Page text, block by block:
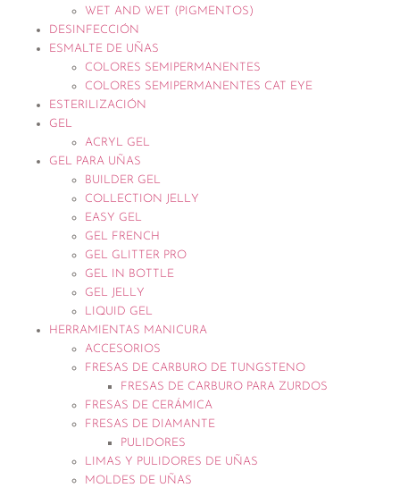
WET AND WET (PIGMENTOS)
DESINFECCIÓN
ESMALTE DE UÑAS
COLORES SEMIPERMANENTES
COLORES SEMIPERMANENTES CAT EYE
ESTERILIZACIÓN
GEL
ACRYL GEL
GEL PARA UÑAS
BUILDER GEL
COLLECTION JELLY
EASY GEL
GEL FRENCH
GEL GLITTER PRO
GEL IN BOTTLE
GEL JELLY
LIQUID GEL
HERRAMIENTAS MANICURA
ACCESORIOS
FRESAS DE CARBURO DE TUNGSTENO
FRESAS DE CARBURO PARA ZURDOS
FRESAS DE CERÁMICA
FRESAS DE DIAMANTE
PULIDORES
LIMAS Y PULIDORES DE UÑAS
MOLDES DE UÑAS